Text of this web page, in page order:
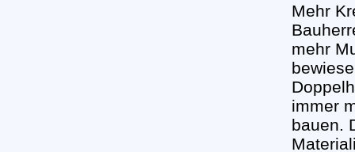
Mehr
mehr
immer
bauen.